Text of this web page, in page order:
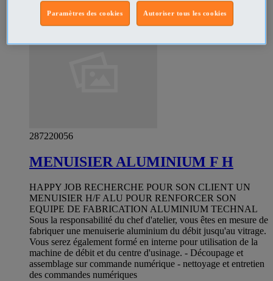
287220056
MENUISIER ALUMINIUM F H
HAPPY JOB RECHERCHE POUR SON CLIENT UN
MENUISIER H/F ALU POUR RENFORCER SON
EQUIPE DE FABRICATION ALUMINIUM TECHNAL
Sous la responsabilité du chef d'atelier, vous êtes en mesure de
fabriquer une menuiserie aluminium du débit jusqu'au vitrage.
Vous serez également formé en interne pour utilisation de la
machine de débit et du centre d'usinage. - Découpage et
assemblage sur commande numérique - nettoyage et entretien
des commandes numériques
Autoriser tous les cookies
Paramètres des cookies